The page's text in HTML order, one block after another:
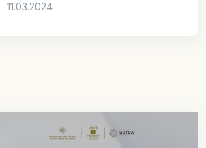
11.03.2024